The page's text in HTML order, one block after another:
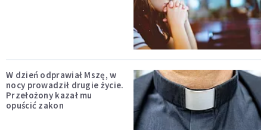
W dzień odprawiał Mszę, w
nocy prowadził drugie życie.
Przełożony kazał mu
opuścić zakon